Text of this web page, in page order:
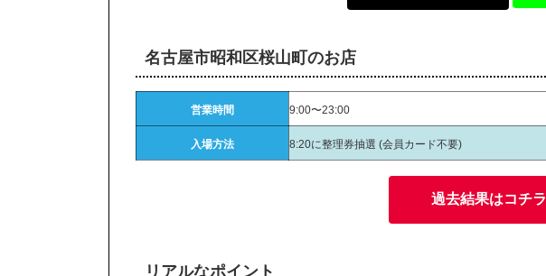
名古屋市昭和区桜山町のお店
営業時間 9:00〜23:00
入場方法 8:20に整理券抽選 (会員カード不要)
過去結果はコチラ
リアルなポイント